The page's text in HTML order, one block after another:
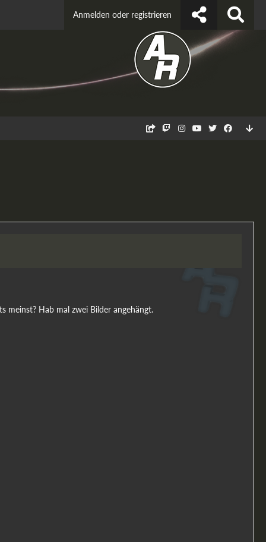
Anmelden oder registrieren
meinst? Hab mal zwei Bilder angehängt.